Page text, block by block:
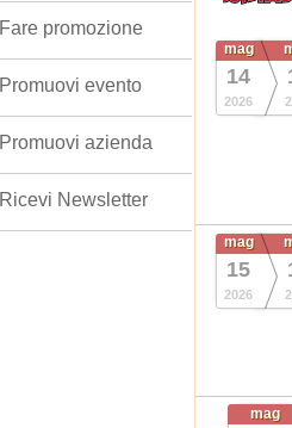
mag
14
2026
mag
15
2026
mag
Fare promozione
Promuovi evento
Promuovi azienda
Ricevi Newsletter